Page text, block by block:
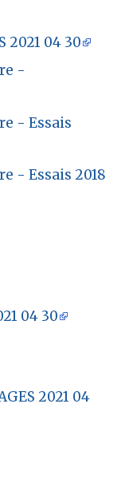
2021 04 30
-
- Essais
- Essais 2018
04 30
2021 04